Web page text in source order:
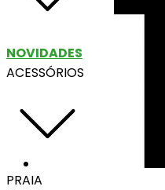
NOVIDADES
ACESSÓRIOS
PRAIA